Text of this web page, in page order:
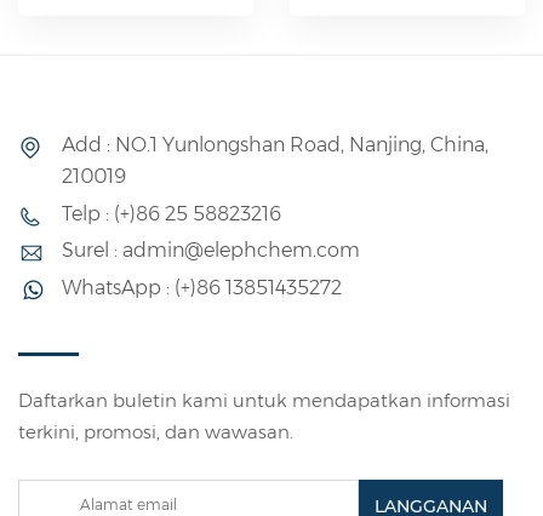
dihasilkan
menunjukkan
ketahanan yang
sangat baik terhadap
faktor lingkungan
ozon. Selain itu,
terhadap penuaan,
kemudahan aplikasi
ketahanan api yang
efektif, dan
Produk ini memiliki
dapat digunakan
Add : NO.1 Yunlongshan Road, Nanjing, China,
210019
Telp : (+)86 25 58823216
Surel : admin@elephchem.com
WhatsApp : (+)86 13851435272
Daftarkan buletin kami untuk mendapatkan informasi
terkini, promosi, dan wawasan.